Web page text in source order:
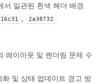
서 일관된 흰색 헤더 배경
, 2a38732
레이아웃 및 렌더링 문제 수
및 상태 업데이트 경고 방